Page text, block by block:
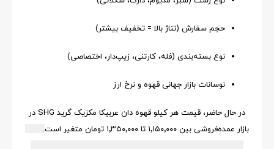
حجم سفارش (تناژ بالا = تخفیف بیشتر)
نوع بسته‌بندی (فله، کارتنی، زیپ‌دار، اختصاصی)
نوسانات بازار جهانی قهوه و نرخ ارز
در حال حاضر، قیمت هر کیلو قهوه دان عربیکا مکزیک گرید SHG در
بازار عمده‌فروشی بین ۱٬۱۵۰٬۰۰۰ تا ۱٬۳۵۰٬۰۰۰ تومان متغیر است
.